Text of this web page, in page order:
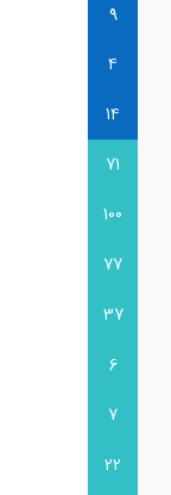
9
4
14
71
100
77
37
6
7
22